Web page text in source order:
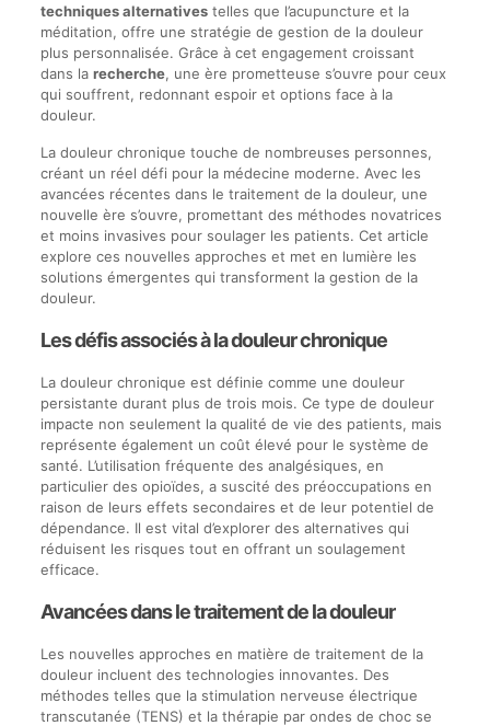
techniques alternativestelles que l’acupuncture et la
méditation, offre une stratégie de gestion de la douleur
plus personnalisée. Grâce à cet engagement croissant
dans la recherche, une ère prometteuse s’ouvre pour ceux
qui souffrent, redonnant espoir et options face à la
douleur.
La douleur chronique touche de nombreuses personnes,
créant un réel défi pour la médecine moderne. Avec les
avancées récentes dans le traitement de la douleur, une
nouvelle ère s’ouvre, promettant des méthodes novatrices
et moins invasives pour soulager les patients. Cet article
explore ces nouvelles approches et met en lumière les
solutions émergentes qui transforment la gestion de la
douleur.
Les défis associés à la douleur chronique
La douleur chronique est définie comme une douleur
persistante durant plus de trois mois. Ce type de douleur
impacte non seulement la qualité de vie des patients, mais
représente également un coût élevé pour le système de
santé. L’utilisation fréquente des analgésiques, en
particulier des opioïdes, a suscité des préoccupations en
raison de leurs effets secondaires et de leur potentiel de
dépendance. Il est vital d’explorer des alternatives qui
réduisent les risques tout en offrant un soulagement
efficace.
Avancées dans le traitement de la douleur
Les nouvelles approches en matière de traitement de la
douleur incluent des technologies innovantes. Des
méthodes telles que la stimulation nerveuse électrique
transcutanée (TENS) et la thérapie par ondes de choc se